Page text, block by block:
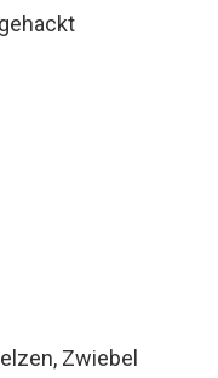
Zwiebel